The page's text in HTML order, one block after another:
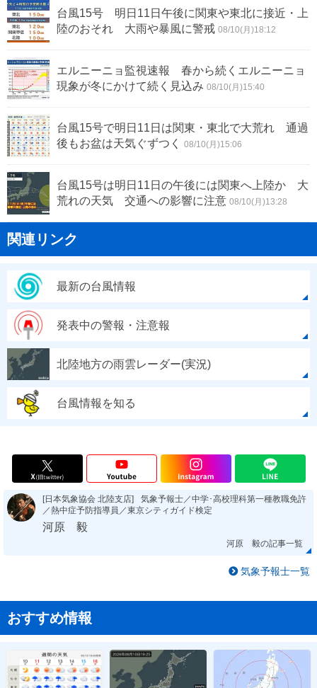
台風15号 明日11日午後に関東や東北に接近・上
陸のおそれ 大雨や暴風に警戒 08/10(月)18:12
エルニーニョ監視速報 春から続くエルニーニョ
現象が冬にかけて続く見込み 08/10(月)15:40
台風15号で明日11日は関東・東北で大荒れ 通過
後もお盆は天気ぐずつく
08/10(月)15:06
台風15号は明日11日の午後には関東へ上陸か 大
荒れの天気 交通への影響に注意 08/10(月)13:28
関連リンク
最新の台風情報
発表中の警報・注意報
北陸地方の雨雲レーダー(実況)
台風情報を知る
[日本気象協会 北陸支店]
気象予報士／中学･高校理科第一種教職免許
／熱中症予防指導員／東京シティガイド検定
河原 毅
河原 毅の記事一覧
気象予報士一覧
おすすめ情報